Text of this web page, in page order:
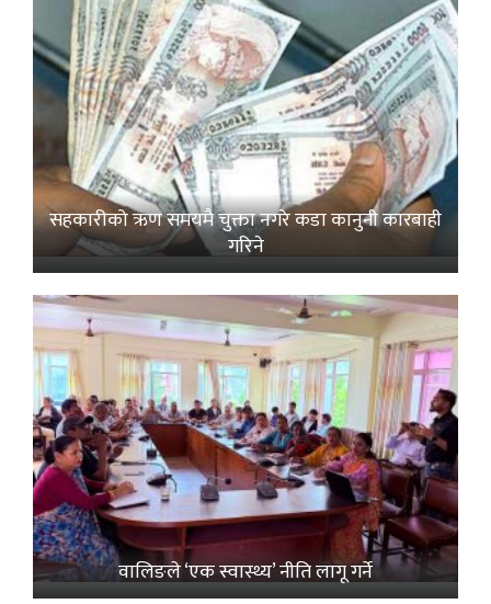
सहकारीको ऋण समयमै चुक्ता नगरे कडा कानुनी कारबाही
गरिने
वालिङले ‘एक स्वास्थ्य’ नीति लागू गर्ने